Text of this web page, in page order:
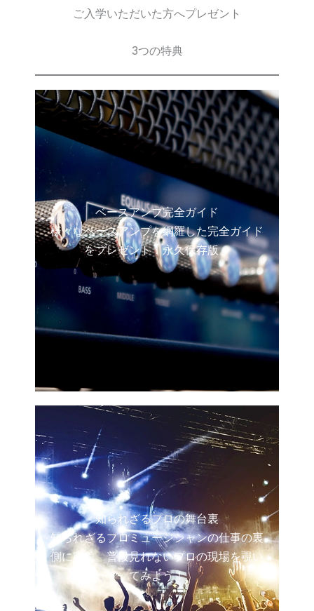
ご入学いただいた方へプレゼント
3つの特典
ベースアンプ完全ガイド
様々なベースアンプを網羅した完全ガイド
をプレゼント！永久保存版。
知られざるプロの舞台裏
知られざるプロミュージシャンの仕事の裏
側に密着。普段見れないプロの現場を覗い
てみよう！